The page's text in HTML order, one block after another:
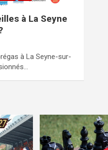
à La Seyne
à La Seyne-sur-